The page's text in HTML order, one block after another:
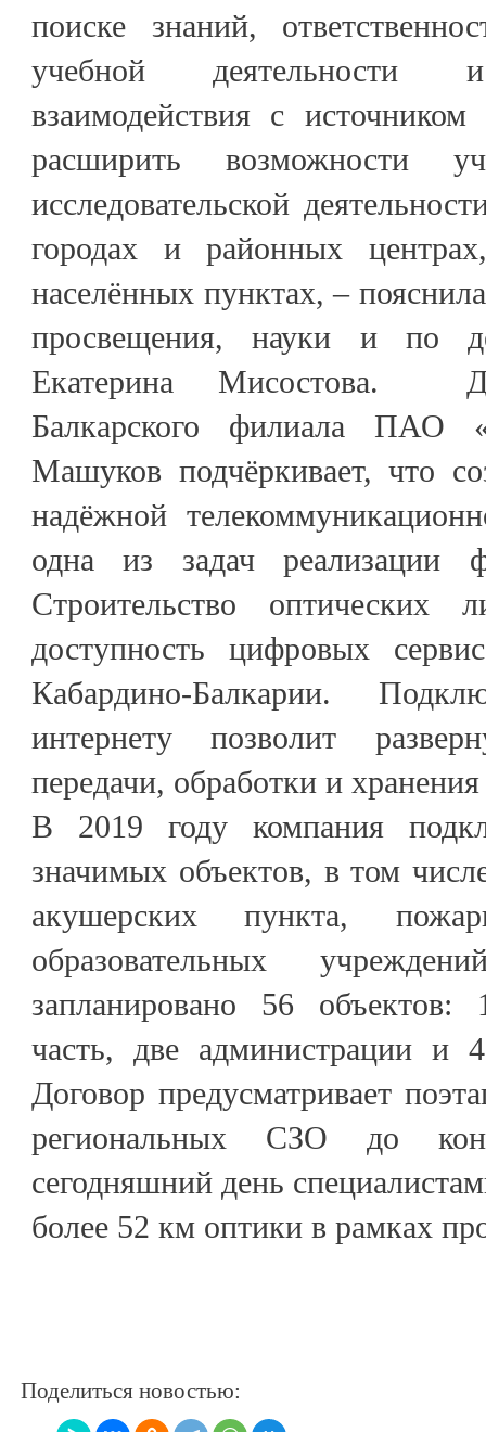
поиске знаний,
учебной деятельности
взаимодействия с
расширить возможности
исследовательской
городах и районных
населённых пунктах, –
просвещения, науки и по
Екатерина Мисостова.
Балкарского филиала ПАО
Машуков подчёркивает, что
надёжной
одна из задач реализации
Строительство оптических
доступность цифровых
Кабардино-Балкарии.
интернету позволит
передачи, обработки и
В 2019 году компания
значимых объектов, в том
акушерских пункта,
образовательных
запланировано 56
часть, две администрации и
Договор предусматривает
региональных СЗО до
сегодняшний день
более 52 км оптики в рамках
Поделиться новостью: